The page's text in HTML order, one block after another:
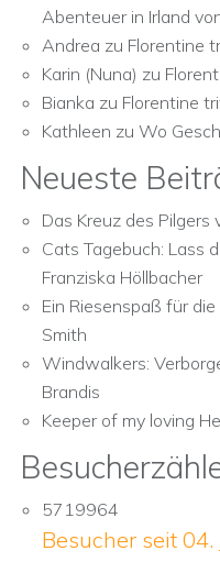
Abenteuer in Irland
Andrea zu Florentine
Karin (Nuna) zu
Bianka zu Florentine
Kathleen zu Wo
Neueste
Das Kreuz des Pilgers
Cats Tagebuch: Lass
Franziska Höllbacher
Ein Riesenspaß für
Smith
Windwalkers:
Brandis
Keeper of my loving
5719964
Besucher seit 04.